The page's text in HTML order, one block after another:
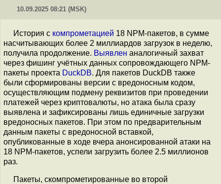
10.09.2025 08:21 (MSK)
История с компрометацией 18 NPM-пакетов, в сумме
насчитывающих более 2 миллиардов загрузок в неделю,
получила продолжение. Выявлен аналогичный захват
через фишинг учётных данных сопровождающего NPM-
пакеты проекта DuckDB. Для пакетов DuckDB также
были сформированы версии с вредоносным кодом,
осуществляющим подмену реквизитов при проведении
платежей через криптовалюты, но атака была сразу
выявлена и зафиксированы лишь единичные загрузки
вредоносных пакетов. При этом по предварительным
данным пакеты с вредоносной вставкой,
опубликованные в ходе вчера анонсированной атаки на
18 NPM-пакетов, успели загрузить более 2.5 миллионов
раз.
Пакеты, скомпрометированные во второй